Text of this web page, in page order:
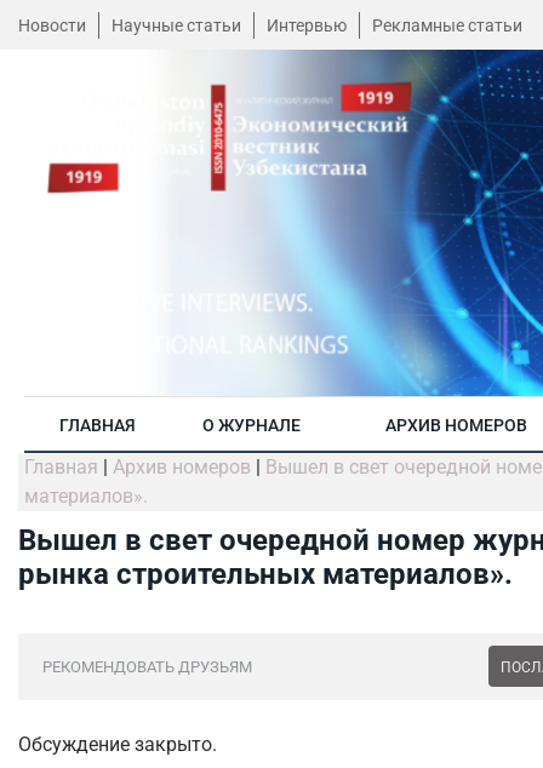
Новости Научные статьи Интервью Рекламные статьи
ГЛАВНАЯ О ЖУРНАЛЕ АРХИВ НОМЕРОВ
Главная | Архив номеров | Вышел в свет очередной
материалов».
Вышел в свет очередной номер
рынка строительных материалов».
РЕКОМЕНДОВАТЬ ДРУЗЬЯМ
Обсуждение закрыто.